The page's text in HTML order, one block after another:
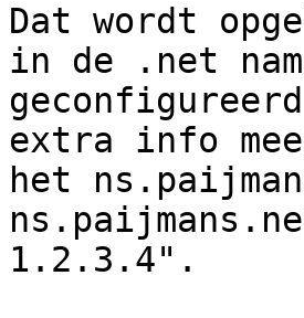
Dat wordt
in de .net
extra info
het
1.2.3.4".